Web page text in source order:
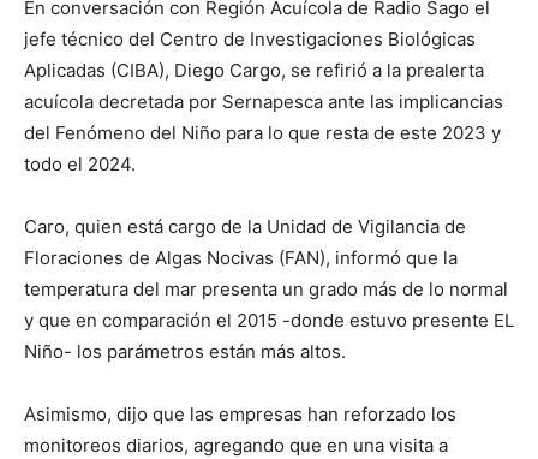
En conversación con Región Acuícola de Radio Sago el
jefe técnico del Centro de Investigaciones Biológicas
Aplicadas (CIBA), Diego Cargo, se refirió a la prealerta
acuícola decretada por Sernapesca ante las implicancias
del Fenómeno del Niño para lo que resta de este 2023 y
todo el 2024.
Caro, quien está cargo de la Unidad de Vigilancia de
Floraciones de Algas Nocivas (FAN), informó que la
temperatura del mar presenta un grado más de lo normal
y que en comparación el 2015 -donde estuvo presente EL
Niño- los parámetros están más altos.
Asimismo, dijo que las empresas han reforzado los
monitoreos diarios, agregando que en una visita a